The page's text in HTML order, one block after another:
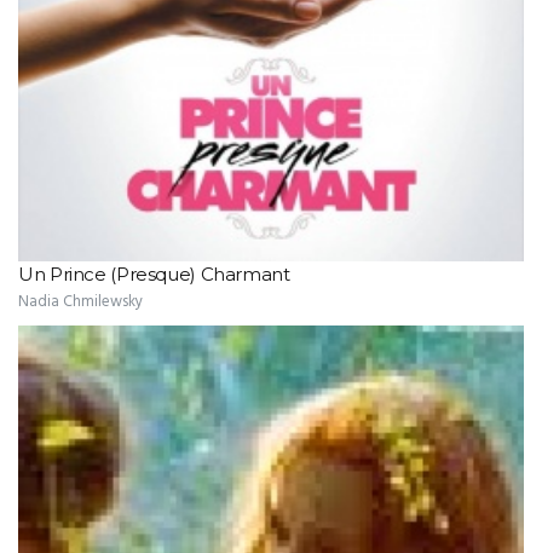
Un Prince (Presque) Charmant
Nadia Chmilewsky